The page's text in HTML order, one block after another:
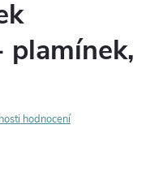
plamínek,
hodnocení